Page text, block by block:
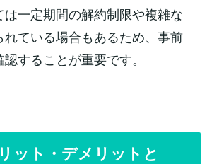
は一定期間の解約制限や複雑な
れている場合もあるため、事前
することが重要です。
ット・デメリットと